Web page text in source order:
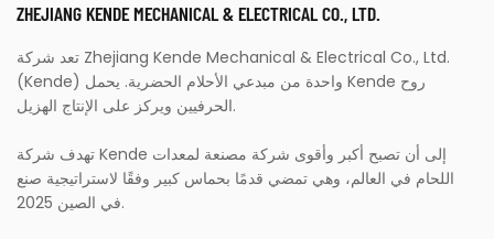
ZHEJIANG KENDE MECHANICAL & ELECTRICAL CO., LTD.
تعد شركة Zhejiang Kende Mechanical & Electrical Co., Ltd.
(Kende) واحدة من مبدعي الأحلام الحضرية. يحمل Kende روح
الحرفيين ويركز على الإنتاج الهزيل.
تهدف شركة Kende إلى أن تصبح أكبر وأقوى شركة مصنعة لمعدات
اللحام في العالم، وهي تمضي قدمًا بحماس كبير وفقًا لاستراتيجية صنع
في الصين 2025.